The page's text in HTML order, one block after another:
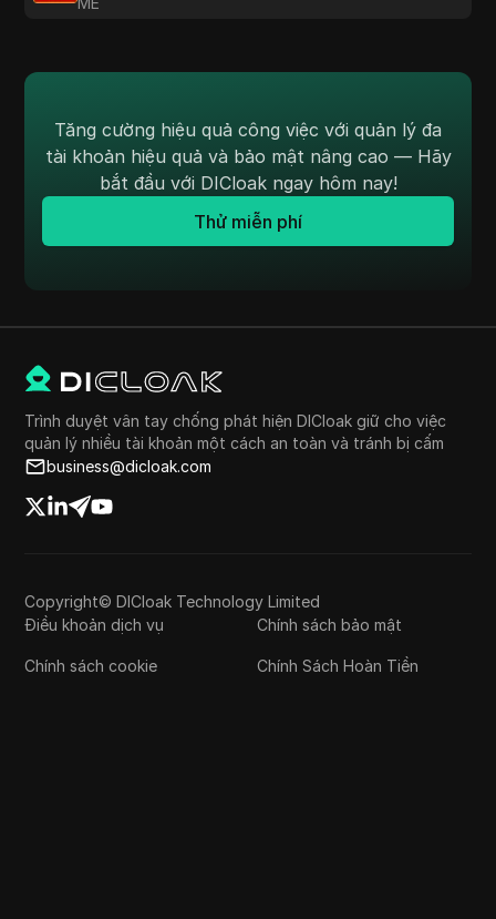
Tăng cường hiệu quả công việc với quản lý đa
tài khoản hiệu quả và bảo mật nâng cao — Hãy
bắt đầu với DICloak ngay hôm nay!
Thử miễn phí
Trình duyệt vân tay chống phát hiện DICloak giữ cho việc
quản lý nhiều tài khoản một cách an toàn và tránh bị cấm
business@dicloak.com
Copyright© DICloak Technology Limited
Điều khoản dịch vụ
Chính sách bảo mật
Chính sách cookie Chính Sách Hoàn Tiền